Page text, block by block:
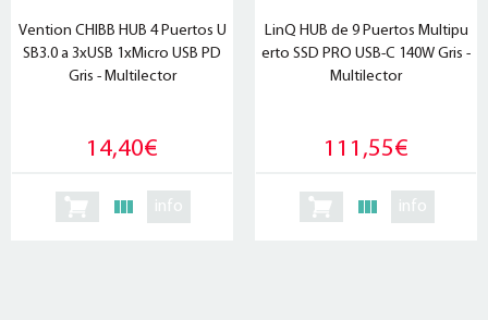
Vention CHIBB HUB 4 Puertos U
SB3.0 a 3xUSB 1xMicro USB PD
Gris - Multilector
14,40€
info
LinQ HUB de 9 Puertos Multipu
erto SSD PRO USB-C 140W Gris -
Multilector
111,55€
info